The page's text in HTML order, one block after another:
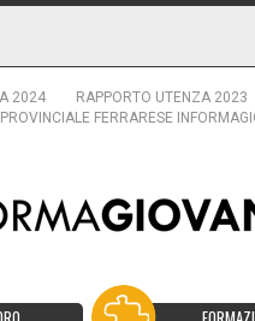
2024 RAPPORTO UTENZA 2023
FERRARESE